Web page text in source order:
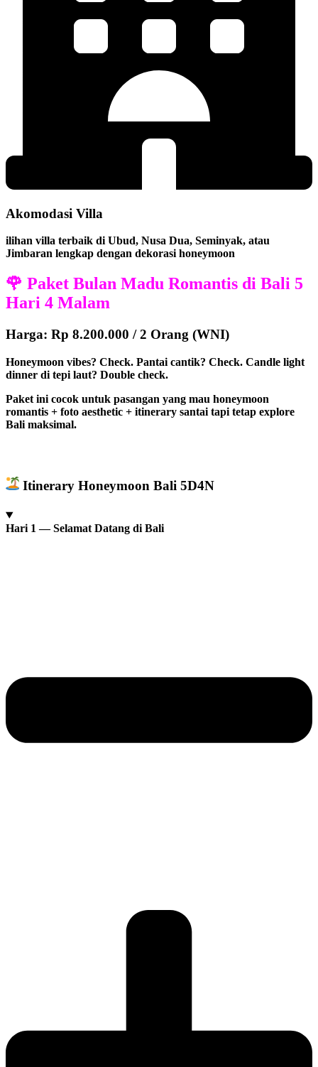
Akomodasi Villa
ilihan villa terbaik di Ubud, Nusa Dua, Seminyak, atau
Jimbaran lengkap dengan dekorasi honeymoon
🌹 Paket Bulan Madu Romantis di Bali 5
Hari 4 Malam
Harga: Rp 8.200.000 / 2 Orang (WNI)
Honeymoon vibes? Check. Pantai cantik? Check. Candle light
dinner di tepi laut? Double check.
Paket ini cocok untuk pasangan yang mau honeymoon
romantis + foto aesthetic + itinerary santai tapi tetap explore
Bali maksimal.
Itinerary Honeymoon Bali 5D4N
Hari 1 — Selamat Datang di Bali